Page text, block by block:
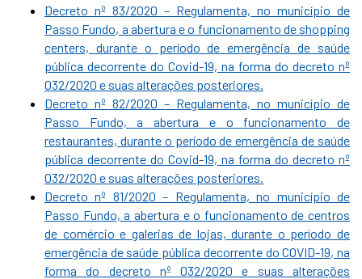
Decreto nº 83/2020 – Regulamenta, no município de
Passo Fundo, a abertura e o funcionamento de shopping
centers, durante o período de emergência de saúde
pública decorrente do Covid-19, na forma do decreto nº
032/2020 e suas alterações posteriores.
Decreto nº 82/2020 – Regulamenta, no município de
Passo Fundo, a abertura e o funcionamento de
restaurantes, durante o período de emergência de saúde
pública decorrente do Covid-19, na forma do decreto nº
032/2020 e suas alterações posteriores.
Decreto nº 81/2020 – Regulamenta, no município de
Passo Fundo, a abertura e o funcionamento de centros
de comércio e galerias de lojas, durante o período de
emergência de saúde pública decorrente do COVID-19, na
forma do decreto nº 032/2020 e suas alterações